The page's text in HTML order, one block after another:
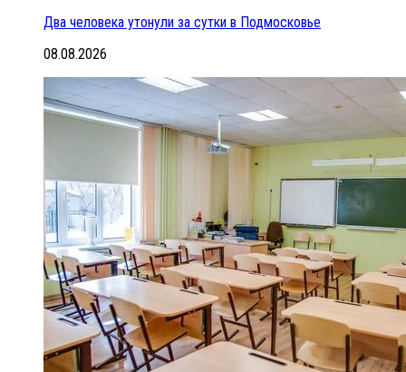
Два человека утонули за сутки в Подмосковье
08.08.2026